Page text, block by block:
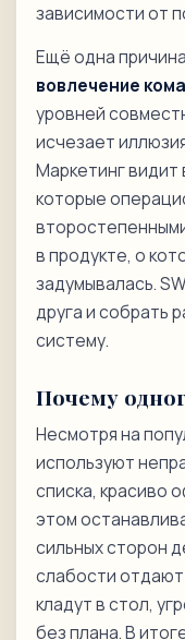
зависимости от
Ещё одна
вовлечение
уровней
исчезает
Маркетинг видит
которые
в продукте, о
задумывалась.
друга и собрать
систему.
Почему
Несмотря на
используют
списка, красиво
этом
сильных сторон
слабости
кладут в стол,
без плана. В